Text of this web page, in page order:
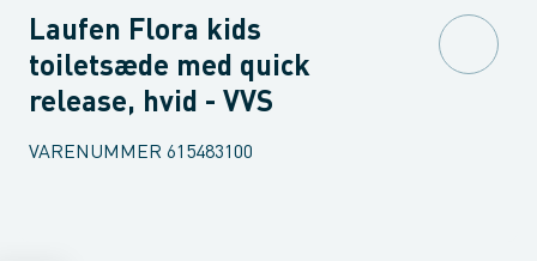
Laufen Flora kids
toiletsæde med quick
release, hvid - VVS
VARENUMMER 615483100